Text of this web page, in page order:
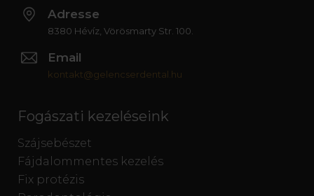
Adresse
8380 Hévíz, Vörösmarty Str. 100.
Email
kontakt@gelencserdental.hu
Fogászati kezeléseink
Szájsebészet
Fájdalommentes kezelés
Fix protézis